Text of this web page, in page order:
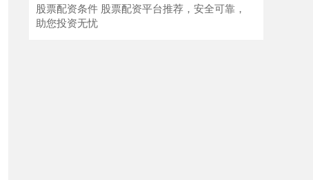
股票配资条件 股票配资平台推荐，安全可靠，
助您投资无忧